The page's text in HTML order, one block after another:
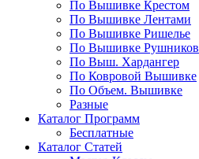
По Вышивке Крестом
По Вышивке Лентами
По Вышивке Ришелье
По Вышивке Рушников
По Выш. Хардангер
По Ковровой Вышивке
По Объем. Вышивке
Разные
Каталог Программ
Бесплатные
Каталог Статей